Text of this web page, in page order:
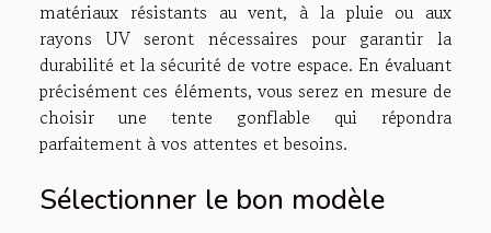
matériaux résistants au vent, à la pluie ou aux
rayons UV seront nécessaires pour garantir la
durabilité et la sécurité de votre espace. En évaluant
précisément ces éléments, vous serez en mesure de
choisir une tente gonflable qui répondra
parfaitement à vos attentes et besoins.
Sélectionner le bon modèle